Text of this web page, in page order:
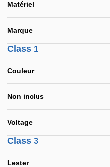
Matériel
Marque
Class 1
Couleur
Non inclus
Voltage
Class 3
Lester